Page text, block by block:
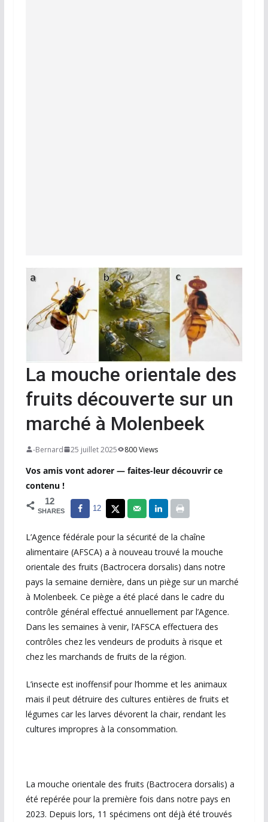
La mouche orientale des
fruits découverte sur un
marché à Molenbeek
-Bernard 25 juillet 2025 800 Views
Vos amis vont adorer — faites-leur découvrir ce
contenu !
12
SHARES 12
L’Agence fédérale pour la sécurité de la chaîne
alimentaire (AFSCA) a à nouveau trouvé la mouche
orientale des fruits (Bactrocera dorsalis) dans notre
pays la semaine dernière, dans un piège sur un marché
à Molenbeek. Ce piège a été placé dans le cadre du
contrôle général effectué annuellement par l’Agence.
Dans les semaines à venir, l’AFSCA effectuera des
contrôles chez les vendeurs de produits à risque et
chez les marchands de fruits de la région.
L’insecte est inoffensif pour l’homme et les animaux
mais il peut détruire des cultures entières de fruits et
légumes car les larves dévorent la chair, rendant les
cultures impropres à la consommation.
La mouche orientale des fruits (Bactrocera dorsalis) a
été repérée pour la première fois dans notre pays en
2023. Depuis lors, 11 spécimens ont déjà été trouvés